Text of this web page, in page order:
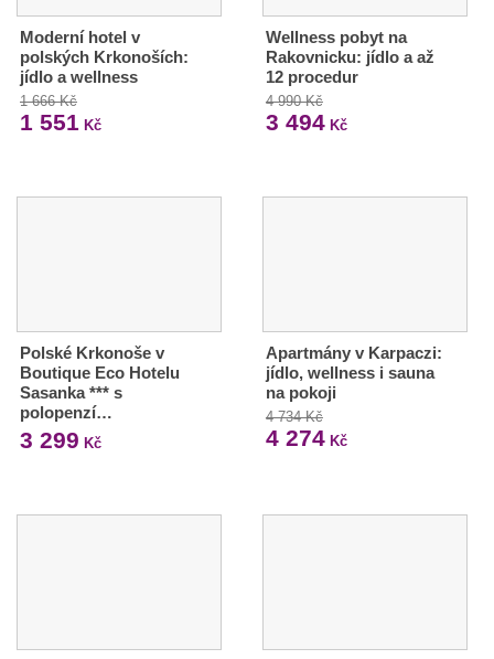
Moderní hotel v
polských Krkonoších:
jídlo a wellness
1 666 Kč
1 551 Kč
Wellness pobyt na
Rakovnicku: jídlo a až
12 procedur
4 990 Kč
3 494Kč
Polské Krkonoše v
Boutique Eco Hotelu
Sasanka *** s
polopenzí…
3 299 Kč
Apartmány v Karpaczi:
jídlo, wellness i sauna
na pokoji
4 734 Kč
4 274Kč